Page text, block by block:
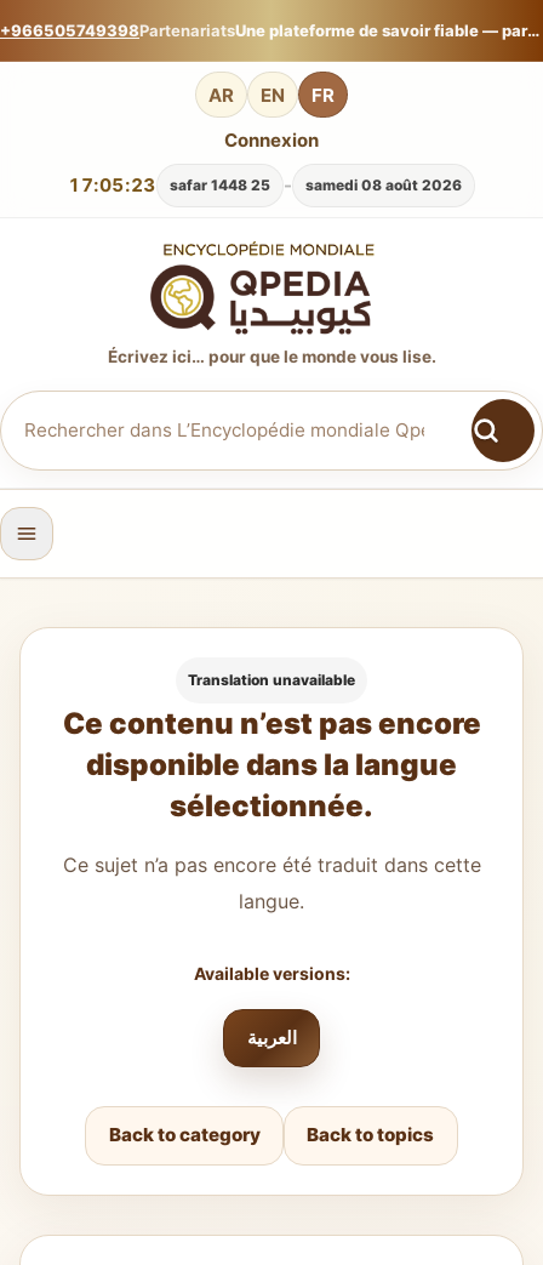
+966505749398Partenariats Une plateforme de savoir fiable — partagez votre expertise sur L’Encyclopédie mondiale Qpedia.
AR EN FR
17:05:24 samedi 08 août 2026
-
25 safar 1448
Connexion
Écrivez ici… pour que le monde vous lise.
Translation unavailable
Ce contenu n’est pas encore
disponible dans la langue
sélectionnée.
Ce sujet n’a pas encore été traduit dans cette
langue.
Available versions:
العربية
Back to category Back to topics